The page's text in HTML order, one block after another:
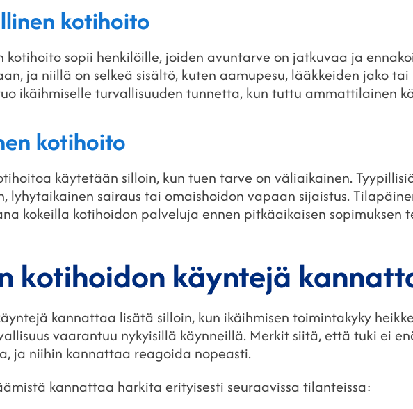
kotihoito
kotihoito sopii henkilöille, joiden avuntarve on jatkuvaa ja
ja niillä on selkeä sisältö, kuten aamupesu, lääkkeiden jako
ikäihmiselle turvallisuuden tunnetta, kun tuttu ammattilainen
kotihoito
käytetään silloin, kun tuen tarve on väliaikainen.
lyhytaikainen sairaus tai omaishoidon vapaan sijaistus.
kokeilla kotihoidon palveluja ennen pitkäaikaisen sopimuksen
kotihoidon käyntejä
kannattaa lisätä silloin, kun ikäihmisen toimintakyky
vaarantuu nykyisillä käynneillä. Merkit siitä, että tuki ei
ja niihin kannattaa reagoida nopeasti.
kannattaa harkita erityisesti seuraavissa tilanteissa: